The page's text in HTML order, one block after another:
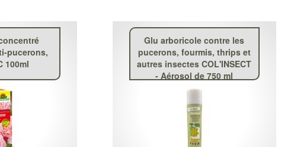
pucerons,
100ml
Glu arboricole contre les
pucerons, fourmis, thrips et
autres insectes COL'INSECT
- Aérosol de 750 ml